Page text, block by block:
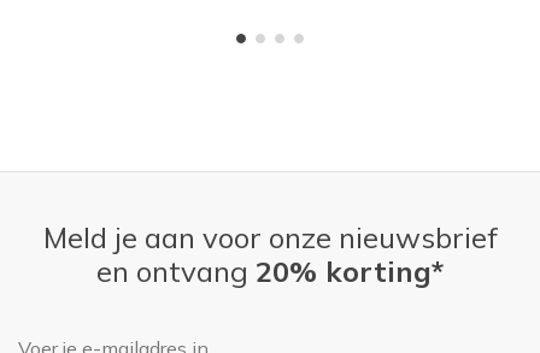
Meld je aan voor onze nieuwsbrief
en ontvang 20% korting*
E-mailadres